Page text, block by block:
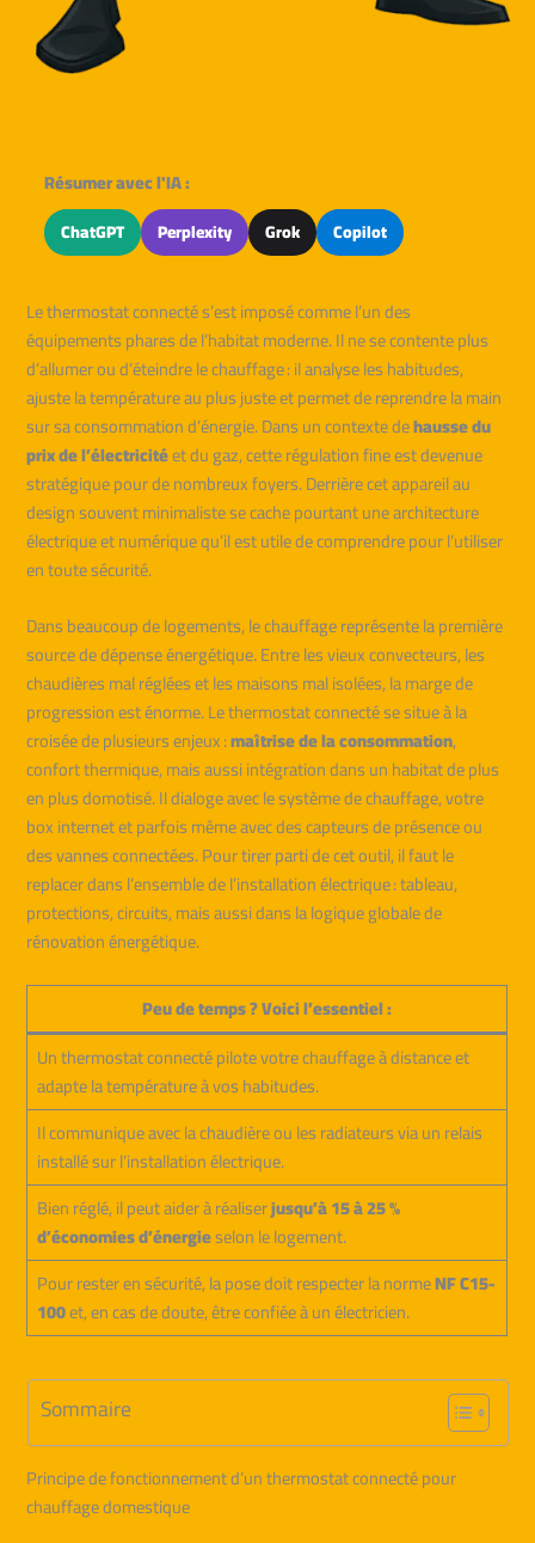
Résumer avec l'IA :
ChatGPT Perplexity Grok Copilot
Le thermostat connecté s’est imposé comme l’un des
équipements phares de l’habitat moderne. Il ne se contente plus
d’allumer ou d’éteindre le chauffage : il analyse les habitudes,
ajuste la température au plus juste et permet de reprendre la main
sur sa consommation d’énergie. Dans un contexte dehausse du
prix de l’électricitéet du gaz, cette régulation fine est devenue
stratégique pour de nombreux foyers. Derrière cet appareil au
design souvent minimaliste se cache pourtant une architecture
électrique et numérique qu’il est utile de comprendre pour l’utiliser
en toute sécurité.
Dans beaucoup de logements, le chauffage représente la première
source de dépense énergétique. Entre les vieux convecteurs, les
chaudières mal réglées et les maisons mal isolées, la marge de
progression est énorme. Le thermostat connecté se situe à la
croisée de plusieurs enjeux :maîtrise de la consommation,
confort thermique, mais aussi intégration dans un habitat de plus
en plus domotisé. Il dialoge avec le système de chauffage, votre
box internet et parfois même avec des capteurs de présence ou
des vannes connectées. Pour tirer parti de cet outil, il faut le
replacer dans l’ensemble de l’installation électrique : tableau,
protections, circuits, mais aussi dans la logique globale de
rénovation énergétique.
Peu de temps ? Voici l’essentiel :
Un thermostat connecté pilote votre chauffage à distance et
adapte la température à vos habitudes.
Il communique avec la chaudière ou les radiateurs via un relais
installé sur l’installation électrique.
Bien réglé, il peut aider à réaliserjusqu’à 15 à 25 %
d’économies d’énergieselon le logement.
Pour rester en sécurité, la pose doit respecter la normeNF C15-
100et, en cas de doute, être confiée à un électricien.
Sommaire
Principe de fonctionnement d’un thermostat connecté pour
chauffage domestique